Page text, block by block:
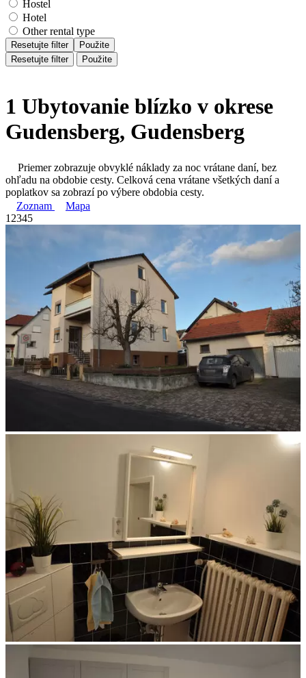
Hostel
Hotel
Other rental type
Resetujte filter
Použite
Resetujte filter
Použite
1 Ubytovanie blízko v okrese
Gudensberg, Gudensberg
Priemer zobrazuje obvyklé náklady za noc vrátane daní, bez
ohľadu na obdobie cesty. Celková cena vrátane všetkých daní a
poplatkov sa zobrazí po výbere obdobia cesty.
Zoznam
Mapa
1 2345